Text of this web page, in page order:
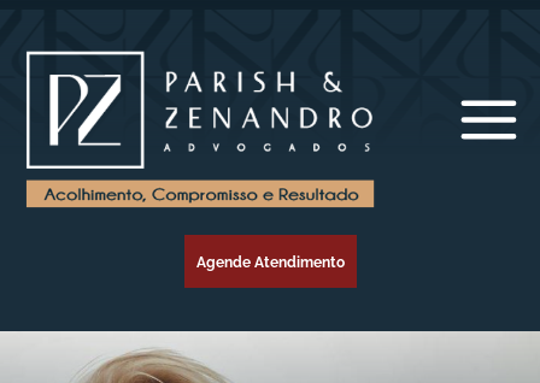
Agende Atendimento